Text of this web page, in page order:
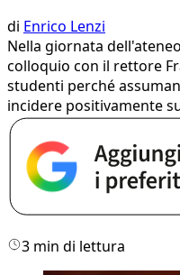
di Enrico Lenzi
Nella giornata
colloquio con il rettore
studenti perché
incidere positivamente
3 min di lettura